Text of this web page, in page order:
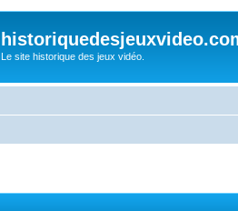
Le site historique des jeux vidéo.